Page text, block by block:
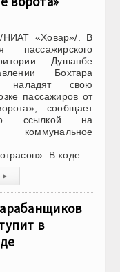
«Ховар»/. В
пассажирского
Душанбе
Бохтара
наладят свою
пассажиров от
сообщает
ссылкой на
В ходе
▸
в